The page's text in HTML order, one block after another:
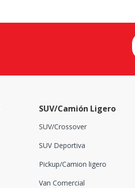
SUV/Camión Ligero
SUV/Crossover
SUV Deportiva
Pickup/Camion ligero
Van Comercial